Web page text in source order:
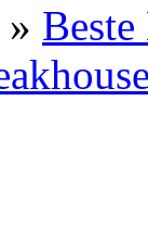
»